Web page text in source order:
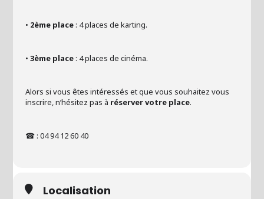
• 2ème place: 4 places de karting.
•3ème place: 4 places de cinéma.
Alors si vous êtes intéressés et que vous souhaitez vous
inscrire, n’hésitez pas à réserver votre place.
☎ : 04 94 12 60 40
Localisation